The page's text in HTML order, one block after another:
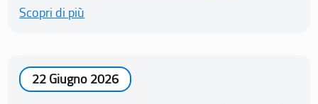
Scopri di più
22 Giugno 2026